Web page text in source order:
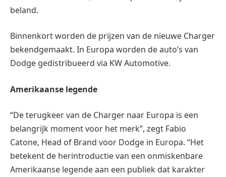
beland.
Binnenkort worden de prijzen van de nieuwe Charger
bekendgemaakt. In Europa worden de auto’s van
Dodge gedistribueerd via KW Automotive.
Amerikaanse legende
“De terugkeer van de Charger naar Europa is een
belangrijk moment voor het merk”, zegt Fabio
Catone, Head of Brand voor Dodge in Europa. “Het
betekent de herintroductie van een onmiskenbare
Amerikaanse legende aan een publiek dat karakter